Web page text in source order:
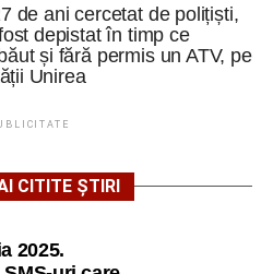
de ani cercetat de polițiști,
depistat în timp ce
și fără permis un ATV, pe
Unirea
CITITE ȘTIRI
2025.